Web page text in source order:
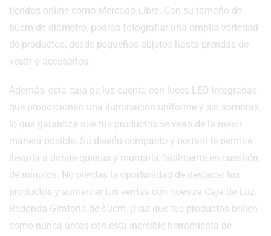
tiendas online como Mercado Libre. Con su tamaño de
60cm de diámetro, podrás fotografiar una amplia variedad
de productos, desde pequeños objetos hasta prendas de
vestir o accesorios.
Además, esta caja de luz cuenta con luces LED integradas
que proporcionan una iluminación uniforme y sin sombras,
lo que garantiza que tus productos se vean de la mejor
manera posible. Su diseño compacto y portátil te permite
llevarla a donde quieras y montarla fácilmente en cuestión
de minutos. No pierdas la oportunidad de destacar tus
productos y aumentar tus ventas con nuestra Caja de Luz
Redonda Giratoria de 60cm. ¡Haz que tus productos brillen
como nunca antes con esta increíble herramienta de